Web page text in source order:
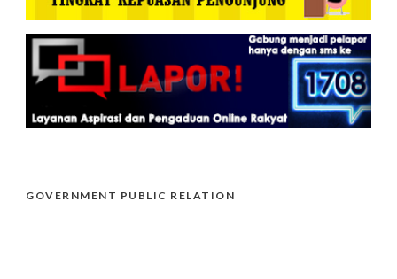
GOVERNMENT PUBLIC RELATION